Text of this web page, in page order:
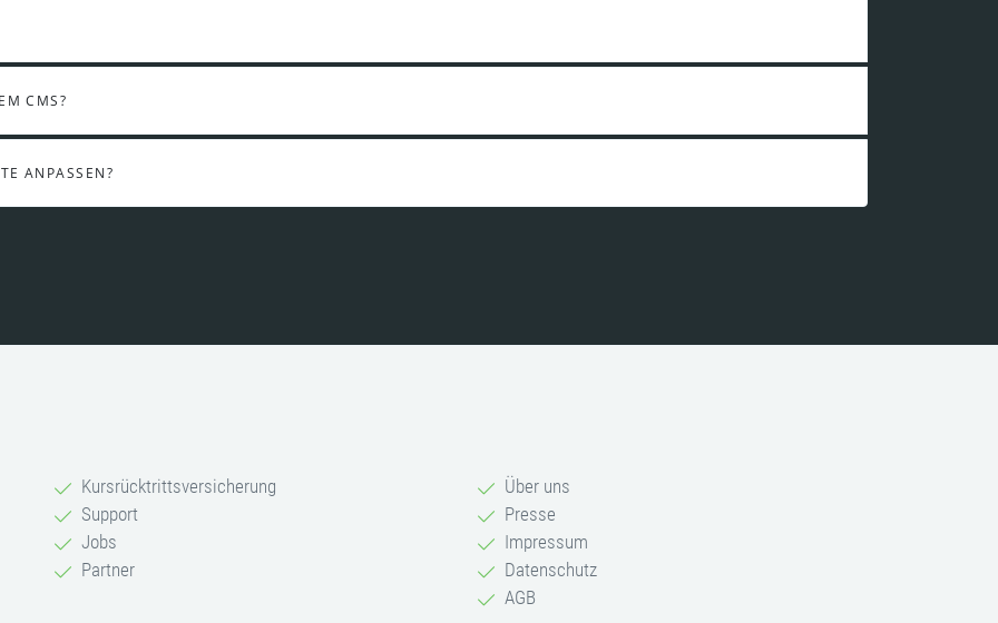
CMS?
ANPASSEN?
Kursrücktrittsversicherung
Support
Jobs
Partner
Über uns
Presse
Impressum
Datenschutz
AGB